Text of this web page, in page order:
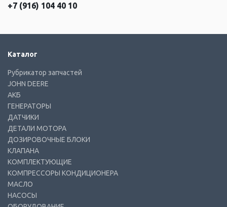
+7 (916) 104 40 10
Каталог
Рубрикатор запчастей
JOHN DEERE
АКБ
ГЕНЕРАТОРЫ
ДАТЧИКИ
ДЕТАЛИ МОТОРА
ДОЗИРОВОЧНЫЕ БЛОКИ
КЛАПАНА
КОМПЛЕКТУЮЩИЕ
КОМПРЕССОРЫ КОНДИЦИОНЕРА
МАСЛО
НАСОСЫ